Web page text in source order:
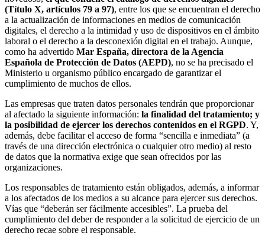
(Título X, artículos 79 a 97), entre los que se encuentran el derecho
a la actualización de informaciones en medios de comunicación
digitales, el derecho a la intimidad y uso de dispositivos en el ámbito
laboral o el derecho a la desconexión digital en el trabajo. Aunque,
como ha advertido Mar España, directora de la Agencia
Española de Protección de Datos (AEPD), no se ha precisado el
Ministerio u organismo público encargado de garantizar el
cumplimiento de muchos de ellos.
Las empresas que traten datos personales tendrán que proporcionar
al afectado la siguiente información: la finalidad del tratamiento; y
la posibilidad de ejercer los derechos contenidos en el RGPD. Y,
además, debe facilitar el acceso de forma “sencilla e inmediata” (a
través de una dirección electrónica o cualquier otro medio) al resto
de datos que la normativa exige que sean ofrecidos por las
organizaciones.
Los responsables de tratamiento están obligados, además, a informar
a los afectados de los medios a su alcance para ejercer sus derechos.
Vías que “deberán ser fácilmente accesibles”. La prueba del
cumplimiento del deber de responder a la solicitud de ejercicio de un
derecho recae sobre el responsable.